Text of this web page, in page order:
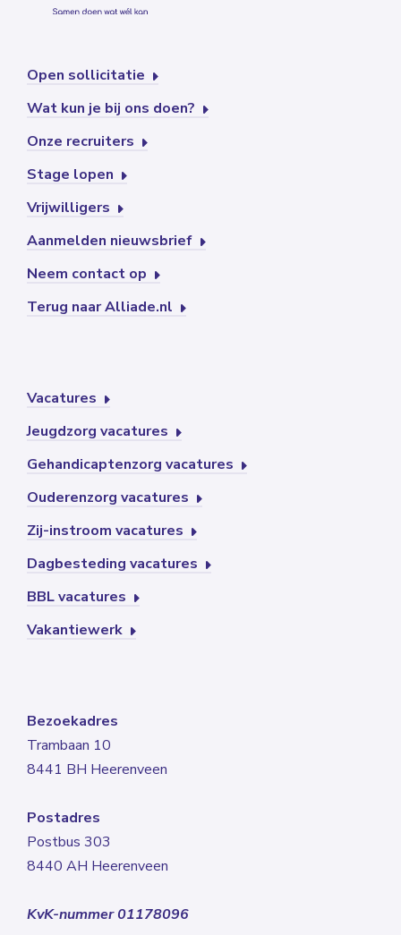
Open sollicitatie
Wat kun je bij ons doen?
Onze recruiters
Stage lopen
Vrijwilligers
Aanmelden nieuwsbrief
Neem contact op
Terug naar Alliade.nl
Vacatures
Jeugdzorg vacatures
Gehandicaptenzorg vacatures
Ouderenzorg vacatures
Zij-instroom vacatures
Dagbesteding vacatures
BBL vacatures
Vakantiewerk
Bezoekadres
Trambaan 10
8441 BH Heerenveen
Postadres
Postbus 303
8440 AH Heerenveen
KvK-nummer 01178096